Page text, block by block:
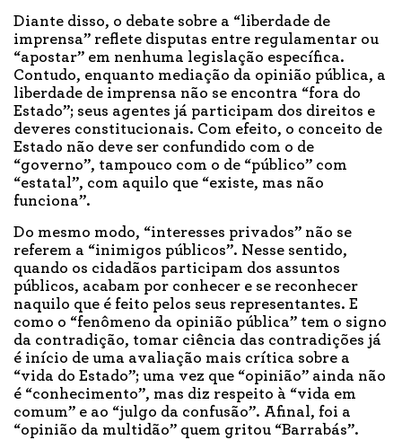
Diante disso, o debate sobre a “liberdade de
imprensa” reflete disputas entre regulamentar ou
“apostar” em nenhuma legislação específica.
Contudo, enquanto mediação da opinião pública, a
liberdade de imprensa não se encontra “fora do
Estado”; seus agentes já participam dos direitos e
deveres constitucionais. Com efeito, o conceito de
Estado não deve ser confundido com o de
“governo”, tampouco com o de “público” com
“estatal”, com aquilo que “existe, mas não
funciona”.
Do mesmo modo, “interesses privados” não se
referem a “inimigos públicos”. Nesse sentido,
quando os cidadãos participam dos assuntos
públicos, acabam por conhecer e se reconhecer
naquilo que é feito pelos seus representantes. E
como o “fenômeno da opinião pública” tem o signo
da contradição, tomar ciência das contradições já
é início de uma avaliação mais crítica sobre a
“vida do Estado”; uma vez que “opinião” ainda não
é “conhecimento”, mas diz respeito à “vida em
comum” e ao “julgo da confusão”. Afinal, foi a
“opinião da multidão” quem gritou “Barrabás”.